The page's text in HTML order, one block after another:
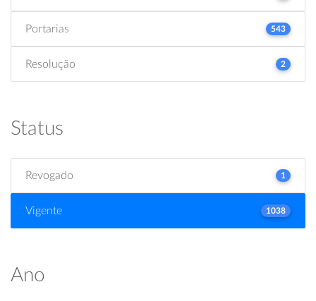
Portarias 543
Resolução 2
Status
Revogado 1
Vigente 1038
Ano